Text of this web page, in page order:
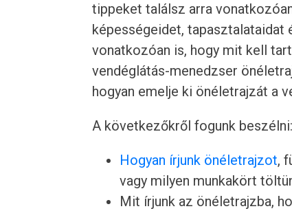
tippeket találsz arra
képességeidet, tapasztalataidat
vonatkozóan is, hogy mit kell
vendéglátás-menedzser
hogyan emelje ki önéletrajzát a
A következőkről fogunk beszélni:
Hogyan írjunk önéletrajzot,
vagy milyen munkakört
Mit írjunk az önéletrajzba,